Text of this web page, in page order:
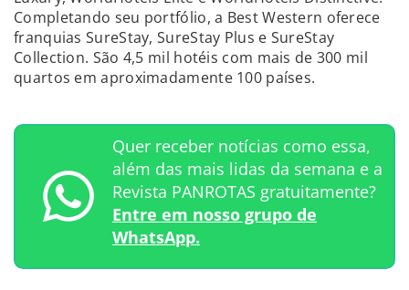
Completando seu portfólio, a Best Western oferece
franquias SureStay, SureStay Plus e SureStay
Collection. São 4,5 mil hotéis com mais de 300 mil
quartos em aproximadamente 100 países.
Quer receber notícias como essa,
além das mais lidas da semana e a
Revista PANROTAS gratuitamente?
Entre em nosso grupo de
WhatsApp.